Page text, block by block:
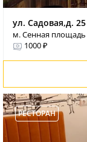
ул. Садовая,д. 25
м. Сенная площадь
1000 ₽
РЕСТОРАН